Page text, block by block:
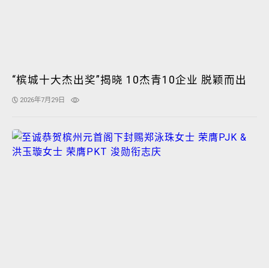
“槟城十大杰出奖”揭晓 10杰青10企业 脱颖而出
2026年7月29日